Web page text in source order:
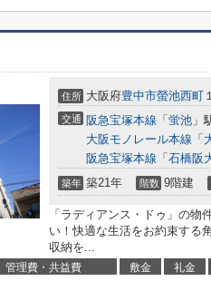
住所 大阪府豊中市螢池西町
交通 阪急宝塚本線 「 蛍池 」
大阪モノレール本線 「
阪急宝塚本線 「 石橋阪
築年 築21年 階数 9階建
「ラディアンス・ドゥ」の物
い！快適な生活をお約束する
収納を...
管理費・共益費 敷金 礼金